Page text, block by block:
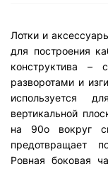
Лотки и
для построения
конструктива –
разворотами и
используется
вертикальной
на 90о вокруг
предотвращает
Ровная боковая